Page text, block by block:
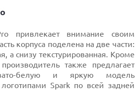
привлекает внимание своим
корпуса поделена на две части:
а снизу текстурированная. Кроме
также предлагает
белую и яркую модель
логотипами Spark по всей задней